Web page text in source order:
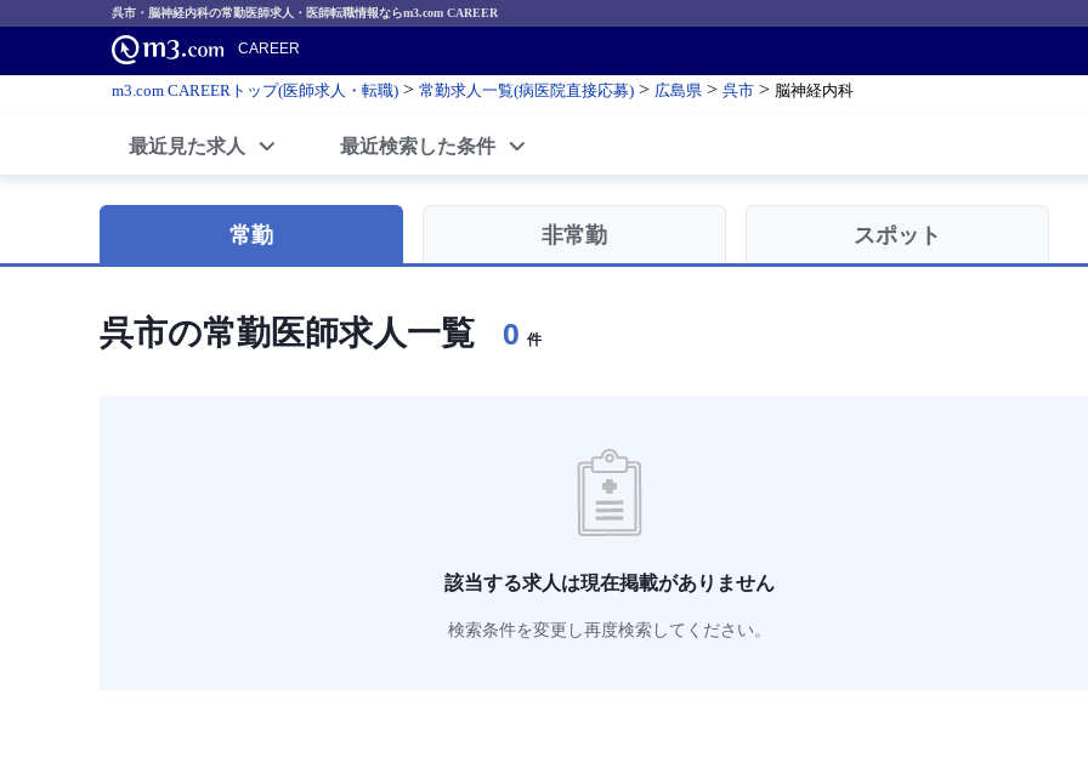
呉市・脳神経内科の常勤医師求人・医師転職情報ならm3.com CAREER
CAREER
m3.com CAREERトップ(医師求人・転職) > 常勤求人一覧(病医院直接応募) > 広島県 > 呉市 > 脳神経内科
最近見た求人 最近検索した条件
常勤 非常勤 スポット
呉市の常勤医師求人一覧 0 件
該当する求人は現在掲載がありません
検索条件を変更し再度検索してください。